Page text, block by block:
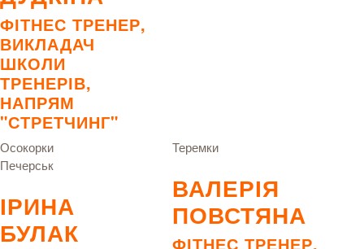
ФІТНЕС ТРЕНЕР,
ВИКЛАДАЧ
ШКОЛИ
ТРЕНЕРІВ,
НАПРЯМ
"СТРЕТЧИНГ"
Осокорки
Печерськ
ІРИНА
БУЛАК
Теремки
ВАЛЕРІЯ
ПОВСТЯНА
ФІТНЕС ТРЕНЕР,